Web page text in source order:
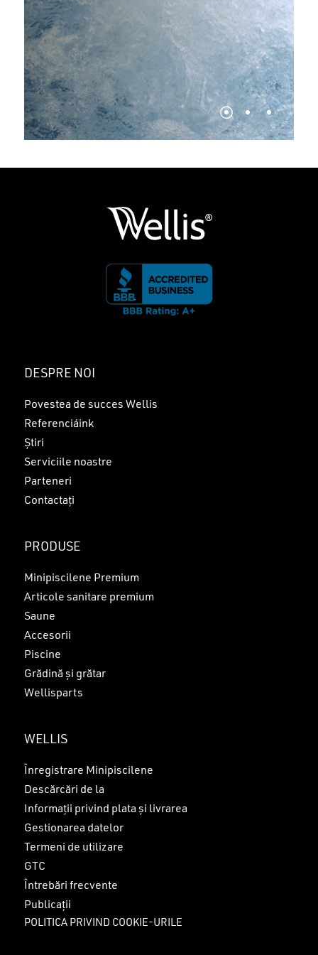
DESPRE NOI
Povestea de succes Wellis
Referenciáink
Știri
Serviciile noastre
Parteneri
Contactați
PRODUSE
Minipiscilene Premium
Articole sanitare premium
Saune
Accesorii
Piscine
Grădină și grătar
Wellisparts
WELLIS
Înregistrare Minipiscilene
Descărcări de la
Informații privind plata și livrarea
Gestionarea datelor
Termeni de utilizare
GTC
Întrebări frecvente
Publicații
POLITICA PRIVIND COOKIE-URILE